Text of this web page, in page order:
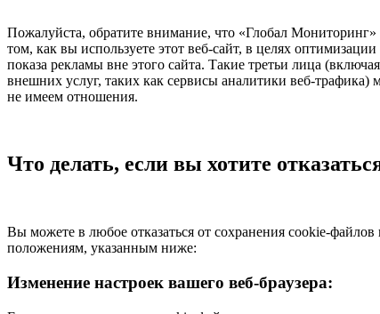
Пожалуйста, обратите внимание, что «Глобал Мониторинг»
том, как вы используете этот веб-сайт, в целях
показа рекламы вне этого сайта. Такие третьи лица
внешних услуг, таких как сервисы аналитики веб-
не имеем отношения.
Что делать, если вы хотите
Вы можете в любое отказаться от сохранения cookie-
положениям, указанным ниже:
Изменение настроек вашего веб-браузера: